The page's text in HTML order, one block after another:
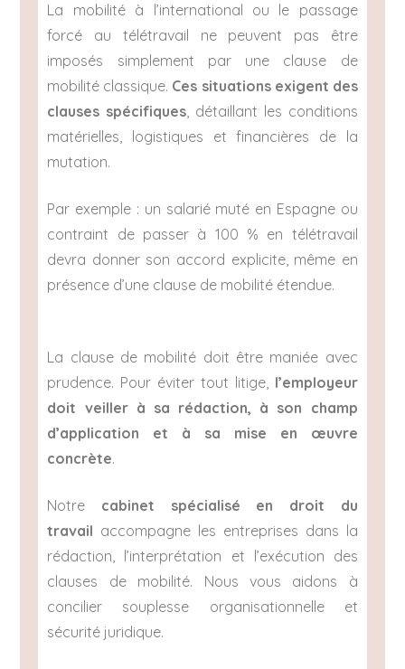
La mobilité à l’international ou le passage
forcé au télétravail ne peuvent pas être
imposés simplement par une clause de
mobilité classique. Ces situations exigent des
clauses spécifiques, détaillant les conditions
matérielles, logistiques et financières de la
mutation.
Par exemple : un salarié muté en Espagne ou
contraint de passer à 100 % en télétravail
devra donner son accord explicite, même en
présence d’une clause de mobilité étendue.
La clause de mobilité doit être maniée avec
prudence. Pour éviter tout litige, l’employeur
doit veiller à sa rédaction, à son champ
d’application et à sa mise en œuvre
concrète.
Notre cabinet spécialisé en droit du
travail accompagne les entreprises dans la
rédaction, l’interprétation et l’exécution des
clauses de mobilité. Nous vous aidons à
concilier souplesse organisationnelle et
sécurité juridique.